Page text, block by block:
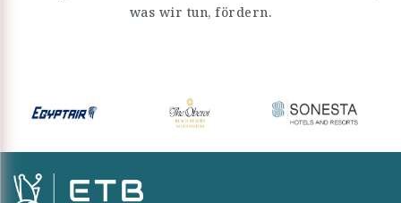
was wir tun, fördern.